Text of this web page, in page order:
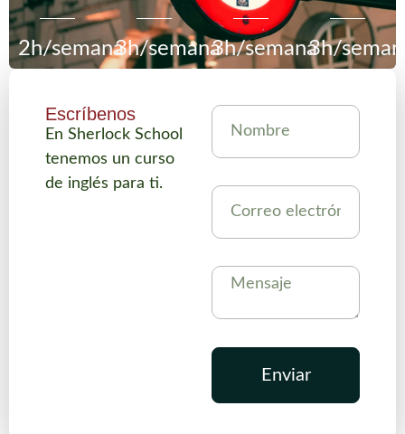
2h/semana3h/semana3h/semana3h/
Escríbenos
En Sherlock School
tenemos un curso
de inglés para ti.
Enviar